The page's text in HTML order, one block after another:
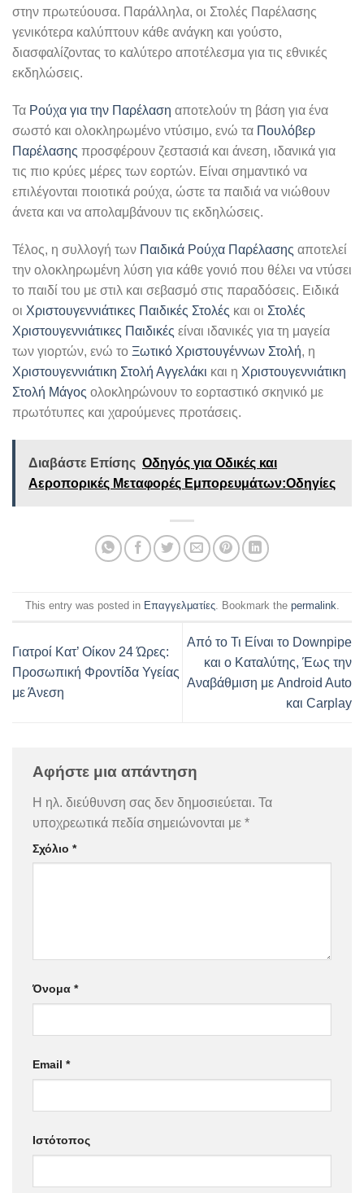
στην πρωτεύουσα. Παράλληλα, οι Στολές Παρέλασης
γενικότερα καλύπτουν κάθε ανάγκη και γούστο,
διασφαλίζοντας το καλύτερο αποτέλεσμα για τις εθνικές
εκδηλώσεις.
Τα Ρούχα για την Παρέλαση αποτελούν τη βάση για ένα
σωστό και ολοκληρωμένο ντύσιμο, ενώ τα Πουλόβερ
Παρέλασης προσφέρουν ζεστασιά και άνεση, ιδανικά για
τις πιο κρύες μέρες των εορτών. Είναι σημαντικό να
επιλέγονται ποιοτικά ρούχα, ώστε τα παιδιά να νιώθουν
άνετα και να απολαμβάνουν τις εκδηλώσεις.
Τέλος, η συλλογή των Παιδικά Ρούχα Παρέλασης αποτελεί
την ολοκληρωμένη λύση για κάθε γονιό που θέλει να ντύσει
το παιδί του με στιλ και σεβασμό στις παραδόσεις. Ειδικά
οι Χριστουγεννιάτικες Παιδικές Στολές και οι Στολές
Χριστουγεννιάτικες Παιδικές είναι ιδανικές για τη μαγεία
των γιορτών, ενώ το Ξωτικό Χριστουγέννων Στολή, η
Χριστουγεννιάτικη Στολή Αγγελάκι και η Χριστουγεννιάτικη
Στολή Μάγος ολοκληρώνουν το εορταστικό σκηνικό με
πρωτότυπες και χαρούμενες προτάσεις.
Διαβάστε Επίσης Οδηγός για Οδικές και
Αεροπορικές Μεταφορές Εμπορευμάτων:Οδηγίες
This entry was posted in Επαγγελματίες. Bookmark the permalink.
Γιατροί Κατ’ Οίκον 24 Ώρες:
Προσωπική Φροντίδα Υγείας
με Άνεση
Από το Τι Είναι το Downpipe
και ο Καταλύτης, Έως την
Αναβάθμιση με Android Auto
και Carplay
Αφήστε μια απάντηση
Η ηλ. διεύθυνση σας δεν δημοσιεύεται. Τα
υποχρεωτικά πεδία σημειώνονται με *
Σχόλιο *
Όνομα *
Email *
Ιστότοπος